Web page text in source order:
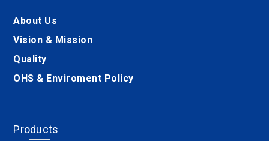
About Us
Vision & Mission
Quality
OHS & Enviroment Policy
Products